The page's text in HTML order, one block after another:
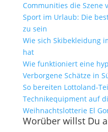
Communities die Szene
Sport im Urlaub: Die
zu sein
Wie sich Skibekleidung
hat
Wie funktioniert eine
Verborgene Schätze in
So bereiten Lottoland-
Technikequipment auf
Weihnachtslotterie El
Worüber willst Du